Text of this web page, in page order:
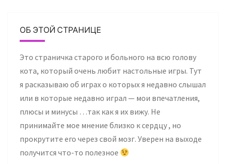
ОБ ЭТОЙ СТРАНИЦЕ
Это страничка старого и больного на всю голову
кота, который очень любит настольные игры. Тут
я расказываю об играх о которых я недавно слышал
или в которые недавно играл — мои впечатления,
плюсы и минусы …так как я их вижу. Не
принимайте мое мнение близко к сердцу , но
прокрутите его через свой мозг. Уверен на выходе
получится что-то полезное